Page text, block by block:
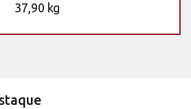
37,90 kg